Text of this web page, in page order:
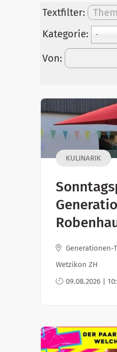
Textfilter:
Kategorie:
-
Von:
KULINARIK
Generationen-
Wetzikon ZH
09.08.2026 |